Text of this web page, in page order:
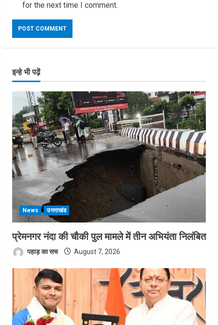
for the next time I comment.
इन्हे भी पढ़ें
News उत्तराखंड
प्रेमनगर नंदा की चौकी पुल मामले में तीन अभियंता निलंबित
पहाड़ का सच August 7, 2026